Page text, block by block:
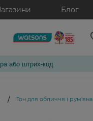
Блог
/ Тон для обличчя і рум'яна